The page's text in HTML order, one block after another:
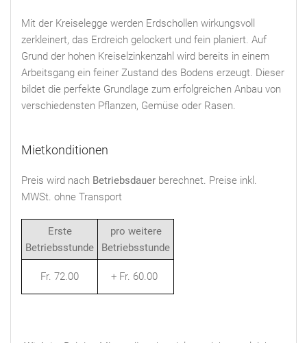
Mit der Kreiselegge werden Erdschollen wirkungsvoll
zerkleinert, das Erdreich gelockert und fein planiert. Auf
Grund der hohen Kreiselzinkenzahl wird bereits in einem
Arbeitsgang ein feiner Zustand des Bodens erzeugt. Dieser
bildet die perfekte Grundlage zum erfolgreichen Anbau von
verschiedensten Pflanzen, Gemüse oder Rasen.
Mietkonditionen
Preis wird nach Betriebsdauer berechnet. Preise inkl.
MWSt. ohne Transport
Erste
Betriebsstunde
pro weitere
Betriebsstunde
Fr. 72.00 + Fr. 60.00